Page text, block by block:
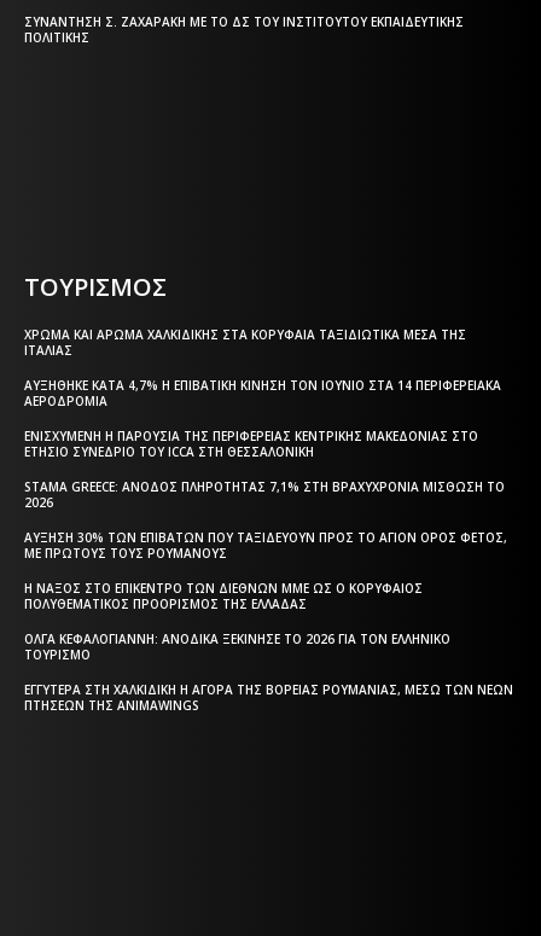
ΣΥΝΆΝΤΗΣΗ Σ. ΖΑΧΑΡΆΚΗ ΜΕ ΤΟ ΔΣ ΤΟΥ ΙΝΣΤΙΤΟΎΤΟΥ ΕΚΠΑΙΔΕΥΤΙΚΉΣ
ΠΟΛΙΤΙΚΉΣ
ΤΟΥΡΙΣΜΟΣ
ΧΡΏΜΑ ΚΑΙ ΆΡΩΜΑ ΧΑΛΚΙΔΙΚΉΣ ΣΤΑ ΚΟΡΥΦΑΊΑ ΤΑΞΙΔΙΩΤΙΚΆ ΜΈΣΑ ΤΗΣ
ΙΤΑΛΊΑΣ
ΑΥΞΉΘΗΚΕ ΚΑΤΆ 4,7% Η ΕΠΙΒΑΤΙΚΉ ΚΊΝΗΣΗ ΤΟΝ ΙΟΎΝΙΟ ΣΤΑ 14 ΠΕΡΙΦΕΡΕΙΑΚΆ
ΑΕΡΟΔΡΌΜΙΑ
ΕΝΙΣΧΥΜΈΝΗ Η ΠΑΡΟΥΣΊΑ ΤΗΣ ΠΕΡΙΦΈΡΕΙΑΣ ΚΕΝΤΡΙΚΉΣ ΜΑΚΕΔΟΝΊΑΣ ΣΤΟ
ΕΤΉΣΙΟ ΣΥΝΈΔΡΙΟ ΤΟΥ ICCA ΣΤΗ ΘΕΣΣΑΛΟΝΊΚΗ
STAMA GREECE: ΆΝΟΔΟΣ ΠΛΗΡΌΤΗΤΑΣ 7,1% ΣΤΗ ΒΡΑΧΥΧΡΌΝΙΑ ΜΊΣΘΩΣΗ ΤΟ
2026
ΑΎΞΗΣΗ 30% ΤΩΝ ΕΠΙΒΑΤΏΝ ΠΟΥ ΤΑΞΙΔΕΎΟΥΝ ΠΡΟΣ ΤΟ ΆΓΙΟΝ ΌΡΟΣ ΦΈΤΟΣ,
ΜΕ ΠΡΏΤΟΥΣ ΤΟΥΣ ΡΟΥΜΆΝΟΥΣ
Η ΝΆΞΟΣ ΣΤΟ ΕΠΊΚΕΝΤΡΟ ΤΩΝ ΔΙΕΘΝΏΝ ΜΜΕ ΩΣ Ο ΚΟΡΥΦΑΊΟΣ
ΠΟΛΥΘΕΜΑΤΙΚΌΣ ΠΡΟΟΡΙΣΜΌΣ ΤΗΣ ΕΛΛΆΔΑΣ
ΌΛΓΑ ΚΕΦΑΛΟΓΙΆΝΝΗ: ΑΝΟΔΙΚΆ ΞΕΚΊΝΗΣΕ ΤΟ 2026 ΓΙΑ ΤΟΝ ΕΛΛΗΝΙΚΌ
ΤΟΥΡΙΣΜΌ
ΕΓΓΎΤΕΡΑ ΣΤΗ ΧΑΛΚΙΔΙΚΉ Η ΑΓΟΡΆ ΤΗΣ ΒΌΡΕΙΑΣ ΡΟΥΜΑΝΊΑΣ, ΜΈΣΩ ΤΩΝ ΝΈΩΝ
ΠΤΉΣΕΩΝ ΤΗΣ ANIMAWINGS